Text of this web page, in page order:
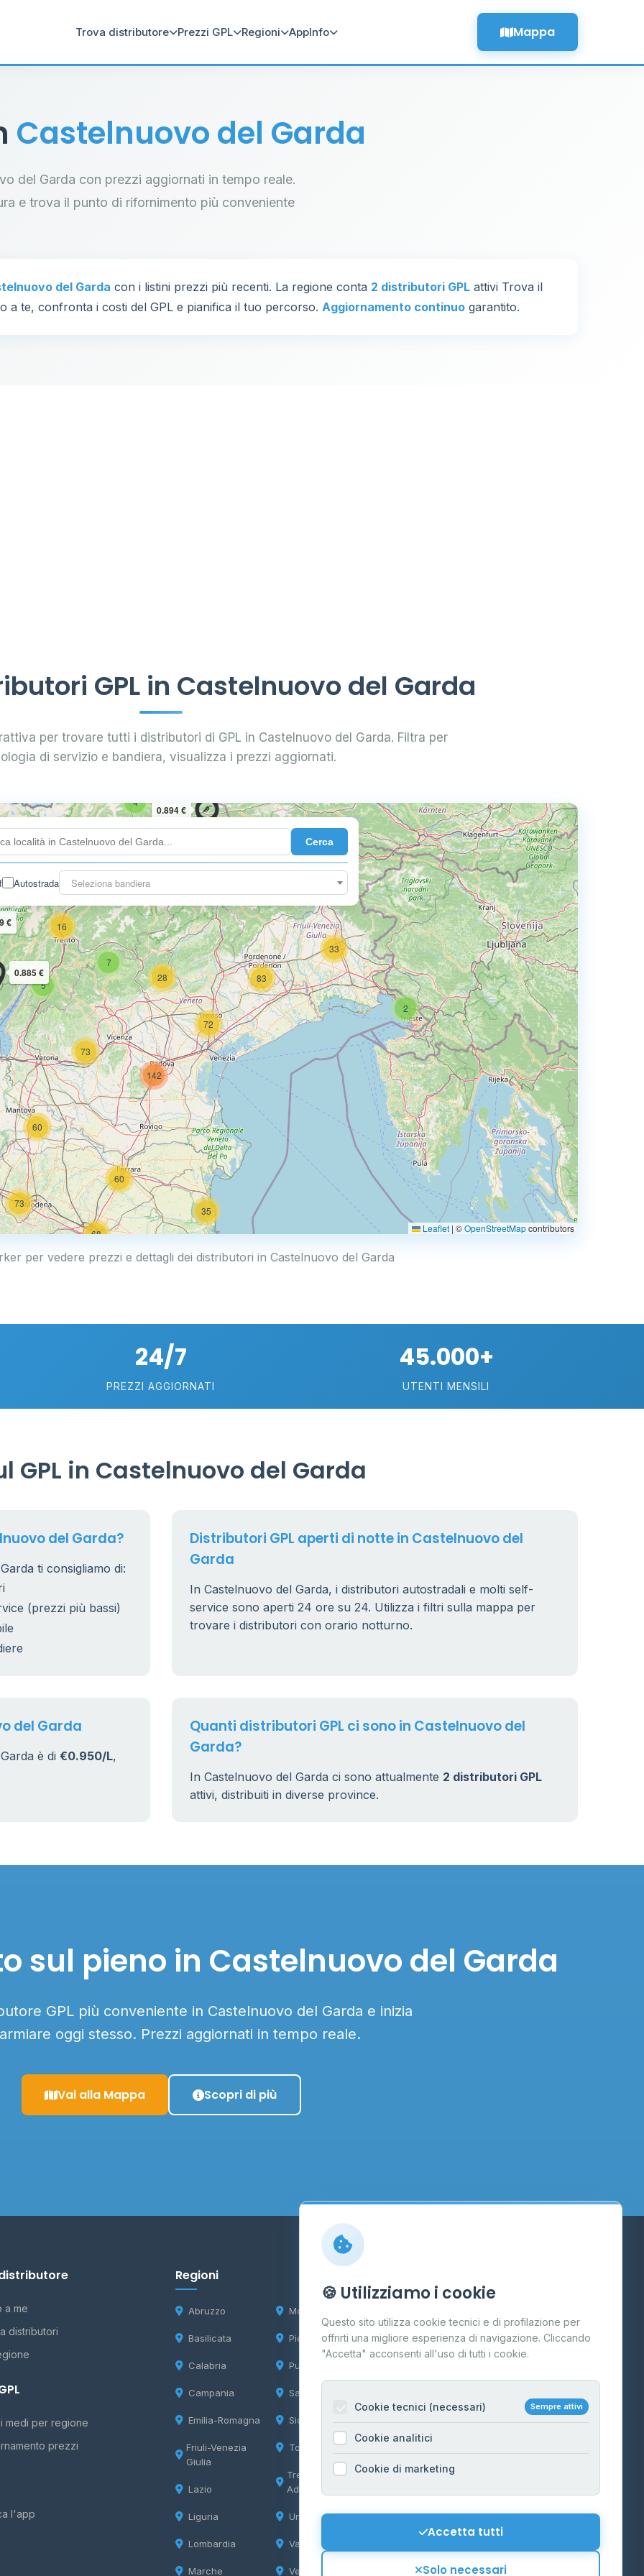
Trova distributore Prezzi GPL Regioni AppInfo Mappa
Castelnuovo del Garda
del Garda con prezzi aggiornati in tempo reale.
e trova il punto di rifornimento più conveniente
del Garda con i listini prezzi più recenti. La regione conta 2 distributori GPL attivi Trova il
a te, confronta i costi del GPL e pianifica il tuo percorso. Aggiornamento continuo garantito.
GPL in Castelnuovo del Garda
per trovare tutti i distributori di GPL in Castelnuovo del Garda. Filtra per
di servizio e bandiera, visualizza i prezzi aggiornati.
Cerca
Autostrada Seleziona bandiera
20
2
33
7
72
83
28
16
4
10
5
73
60
142
73
35
68
60
25
38
18
10
0.779 €
0.799 €
0.894 €
0.885 €
€
0.769 €
Leaflet | ©OpenStreetMapcontributors
per vedere prezzi e dettagli dei distributori in Castelnuovo del Garda
24/7
PREZZI AGGIORNATI
45.000+
UTENTI MENSILI
GPL in Castelnuovo del Garda
del Garda?
ti consigliamo di:
(prezzi più bassi)
Distributori GPL aperti di notte in Castelnuovo del
Garda
In Castelnuovo del Garda, i distributori autostradali e molti self-
service sono aperti 24 ore su 24. Utilizza i filtri sulla mappa per
trovare i distributori con orario notturno.
del Garda
è di €0.950/L,
Quanti distributori GPL ci sono in Castelnuovo del
Garda?
In Castelnuovo del Garda ci sono attualmente 2 distributori GPL
attivi, distribuiti in diverse province.
sul pieno in Castelnuovo del Garda
GPL più conveniente in Castelnuovo del Garda e inizia
oggi stesso. Prezzi aggiornati in tempo reale.
Vai alla Mappa Scopri di più
a me
distributori
medi per regione
prezzi
l'app
Regioni
Abruzzo
Basilicata
Calabria
Campania
Emilia-Romagna
Friuli-Venezia
Giulia
Lazio
Liguria
Lombardia
Marche
Molise
Piemonte
Puglia
Sardegna
Sicilia
Toscana
Trentino-Alto
Adige
Umbria
Valle d'Aosta
Veneto
Contatti
Per gestori
Informazioni legali
Privacy Policy
Cookie Policy
Mappa del sito
Contattaci
🍪 Utilizziamo i cookie
Questo sito utilizza cookie tecnici e di profilazione per
offrirti una migliore esperienza di navigazione. Cliccando
"Accetta" acconsenti all'uso di tutti i cookie.
Cookie tecnici (necessari) Sempre attivi
Cookie analitici
Cookie di marketing
Accetta tutti
Solo necessari